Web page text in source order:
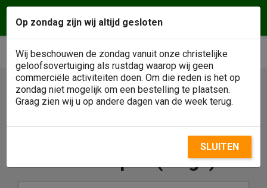
graag! Klantenservicephone0488 - 484146
 
Scholl Klompen (clogs)
Op zondag zijn wij altijd gesloten
Wij beschouwen de zondag vanuit onze christelijke
geloofsovertuiging als rustdag waarop wij geen
commerciële activiteiten doen. Om die reden is het op
zondag niet mogelijk om een bestelling te plaatsen.
Graag zien wij u op andere dagen van de week terug.
SLUITEN